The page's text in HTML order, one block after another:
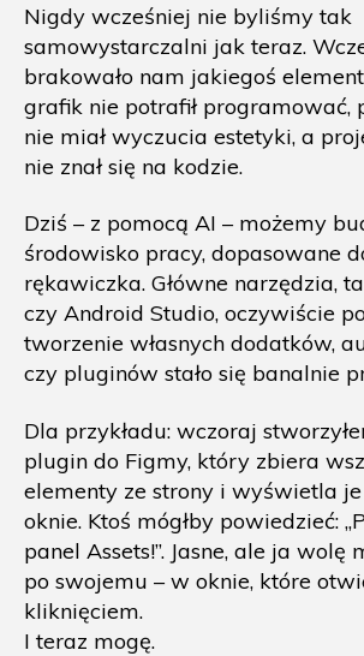
Nigdy wcześniej nie byliśmy tak
samowystarczalni jak teraz.
brakowało nam jakiegoś
grafik nie potrafił programować,
nie miał wyczucia estetyki, a
nie znał się na kodzie.
Dziś – z pomocą AI – możemy
środowisko pracy, dopasowane
rękawiczka. Główne narzędzia,
czy Android Studio, oczywiście
tworzenie własnych dodatków,
czy pluginów stało się banalnie
Dla przykładu: wczoraj
plugin do Figmy, który zbiera
elementy ze strony i wyświetla
oknie. Ktoś mógłby powiedzieć:
panel Assets!”. Jasne, ale ja wolę
po swojemu – w oknie, które
kliknięciem.
I teraz mogę.